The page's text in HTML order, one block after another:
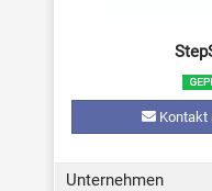
Kontakt
Unternehmen